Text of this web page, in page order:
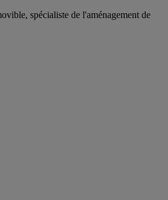
spécialiste de l'aménagement de